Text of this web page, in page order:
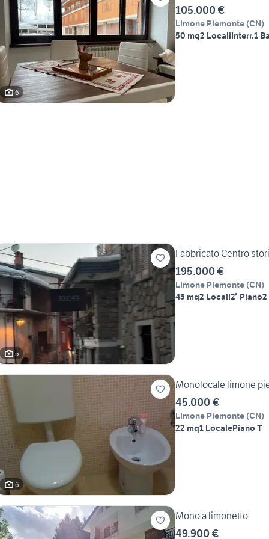
6
105.000 €
Limone Piemonte (CN)
50 mq2 LocaliInterr.1
5
Fabbricato Centro
195.000 €
Limone Piemonte (CN)
45 mq2 Locali2° Piano2
6
Monolocale limone
45.000 €
Limone Piemonte (CN)
22 mq1 LocalePiano T
Mono a limonetto
49.900 €